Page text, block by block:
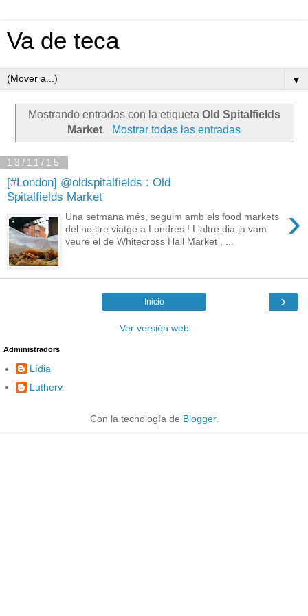
Va de teca
▼
Mostrando entradas con la etiqueta Old Spitalfields
Market. Mostrar todas las entradas
13/11/15
[#London] @oldspitalfields : Old
Spitalfields Market
›
Una setmana més, seguim amb els food markets
del nostre viatge a Londres ! L'altre dia ja vam
veure el de Whitecross Hall Market , ...
›
Inicio
Ver versión web
Administradors
Lídia
Lutherv
Con la tecnología de Blogger.